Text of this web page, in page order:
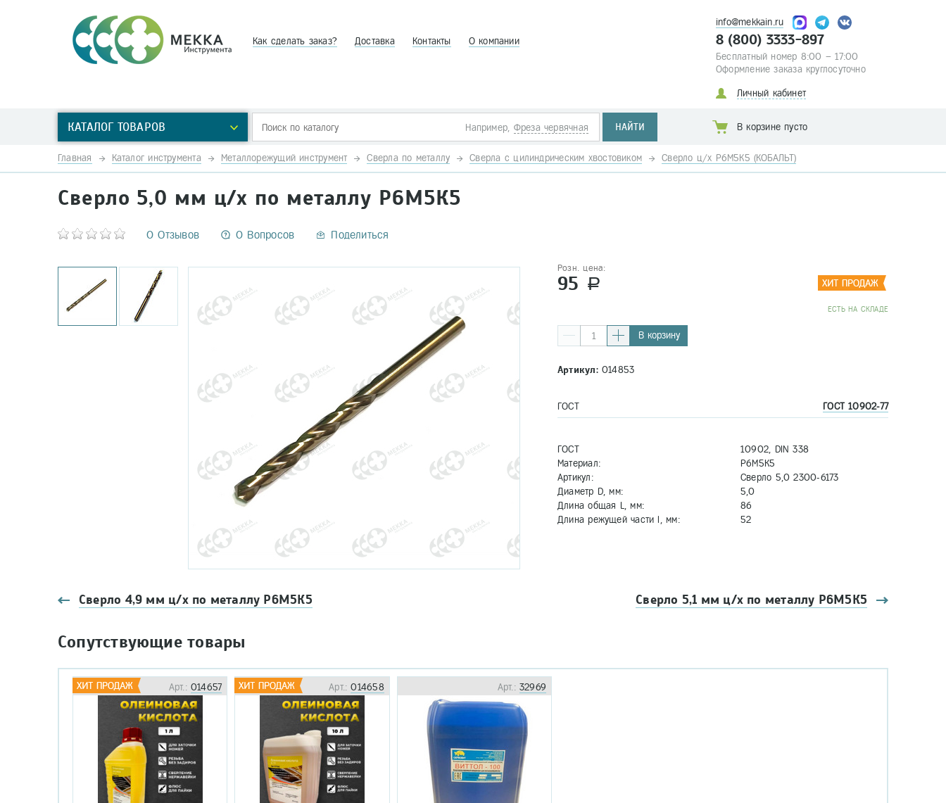
Как сделать заказ? Доставка Контакты О компании
info@mekkain.ru
8 (800) 3333-897
Бесплатный номер 8:00 – 17:00
Оформление заказа круглосуточно
Личный кабинет
КАТАЛОГ ТОВАРОВ Например, Фреза червячная НАЙТИ В корзине пусто
Главная Каталог инструмента Металлорежущий инструмент Сверла по металлу Сверла с цилиндрическим хвостовиком Сверло ц/х Р6М5К5 (КОБАЛЬТ)
Сверло 5,0 мм ц/х по металлу Р6М5К5
0 Отзывов 0 Вопросов Поделиться
Розн. цена:
95 a
EСТЬ НА СКЛАДЕ
В корзину
Артикул:014853
ГОСТ ГОСТ 10902-77
ГОСТ
10902, DIN 338
Материал:
Р6М5К5
Артикул:
Сверло 5,0 2300-6173
Диаметр D, мм:
5,0
Длина общая L, мм:
86
Длина режущей части l, мм:
52
Сверло 4,9 мм ц/х по металлу Р6М5К5 Сверло 5,1 мм ц/х по металлу Р6М5К5
Сопутствующие товары
Арт.:014657 Арт.:014658 Арт.:32969